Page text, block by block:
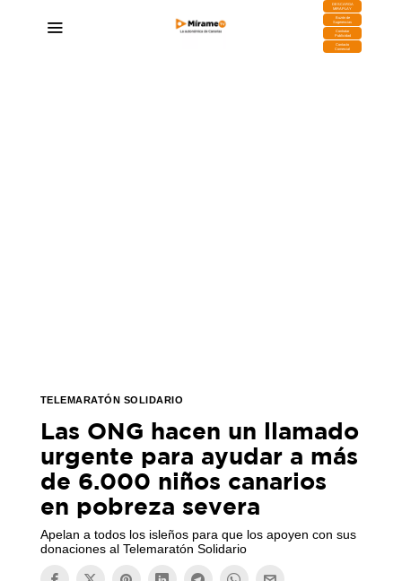
DESCARGA
MIRAPLAY
Buzón de
Sugerencias
Contratar
Publicidad
Contacto
Comercial
TELEMARATÓN SOLIDARIO
Las ONG hacen un llamado
urgente para ayudar a más
de 6.000 niños canarios
en pobreza severa
Apelan a todos los isleños para que los apoyen con sus
donaciones al Telemaratón Solidario